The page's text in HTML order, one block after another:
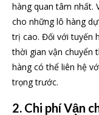
hàng quan tâm nhất.
cho những lô hàng
trị cao. Đối với tuyến
thời gian vận chuyển
hàng có thể liên hệ
trọng trước.
2. Chi phí Vận